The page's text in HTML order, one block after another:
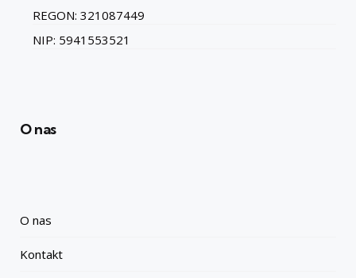
REGON: 321087449
NIP: 5941553521
O nas
O nas
Kontakt